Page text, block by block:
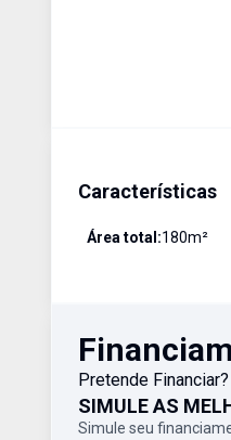
Características
Área total:180m²
Pretende Financiar?
SIMULE AS
Simule seu